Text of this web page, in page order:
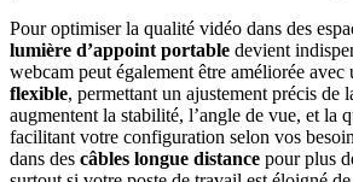
Pour optimiser la qualité vidéo dans des
lumière d’appoint portable devient
webcam peut également être améliorée avec
flexible, permettant un ajustement précis de
augmentent la stabilité, l’angle de vue, et la
facilitant votre configuration selon vos
dans des câbles longue distance pour plus